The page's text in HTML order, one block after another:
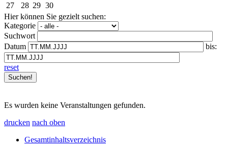
27
28 29 30
Hier können Sie gezielt suchen:
Kategorie
Suchwort
Datum
bis:
reset
Es wurden keine Veranstaltungen gefunden.
drucken nach oben
Gesamtinhaltsverzeichnis